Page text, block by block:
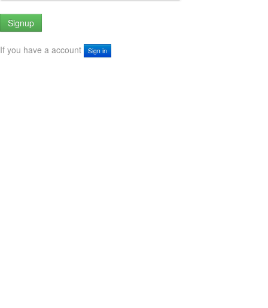
Signup
If you have a account Sign in